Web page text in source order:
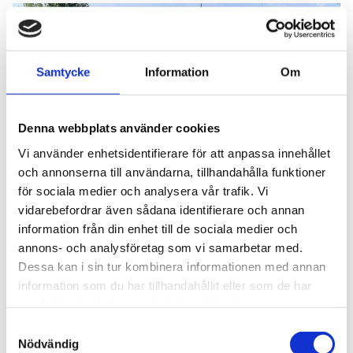
Samtycke Information Om
Denna webbplats använder cookies
Vi använder enhetsidentifierare för att anpassa innehållet
och annonserna till användarna, tillhandahålla funktioner
för sociala medier och analysera vår trafik. Vi
vidarebefordrar även sådana identifierare och annan
information från din enhet till de sociala medier och
annons- och analysföretag som vi samarbetar med.
Dessa kan i sin tur kombinera informationen med annan
information som du har tillhandahållit eller som de har
Nödvändig
Albin Steiner 26 november 2024